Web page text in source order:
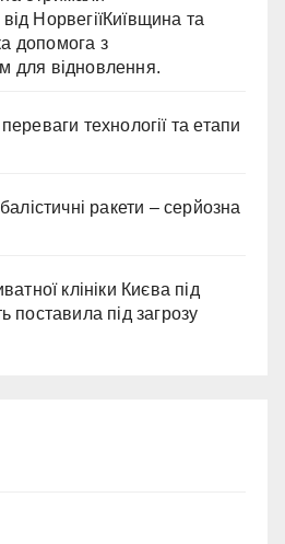
НорвегіїКиївщина та
допомога з
для відновлення.
технології та етапи
ракети – серйозна
клініки Києва під
поставила під загрозу